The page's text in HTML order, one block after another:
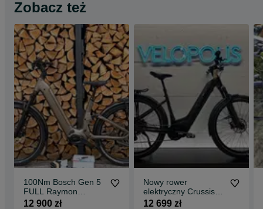
Zobacz też
100Nm Bosch Gen 5
FULL Raymon
Tavano pure 2026r S
12 900 zł
Nowy rower
elektryczny Crussis
One-Country 10.11 |
12 699 zł